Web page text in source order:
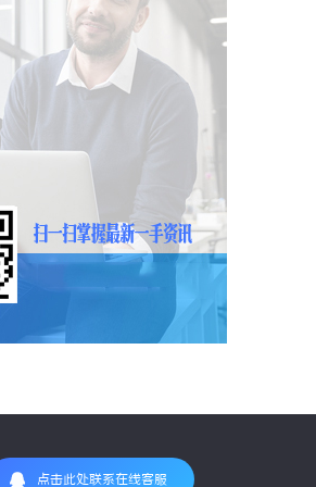
点击此处联系在线客服